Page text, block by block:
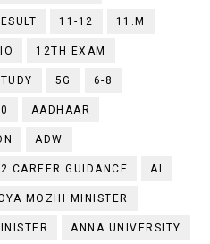
11-12 11.M
12TH EXAM
5G 6-8
AADHAAR
ADW
CAREER GUIDANCE AI
MOZHI MINISTER
ANNA UNIVERSITY